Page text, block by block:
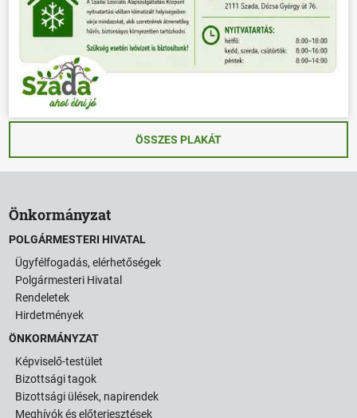
ÖSSZES PLAKÁT
Önkormányzat
POLGÁRMESTERI HIVATAL
Ügyfélfogadás, elérhetőségek
Polgármesteri Hivatal
Rendeletek
Hirdetmények
ÖNKORMÁNYZAT
Képviselő-testület
Bizottsági tagok
Bizottsági ülések, napirendek
Meghívók és előterjesztések